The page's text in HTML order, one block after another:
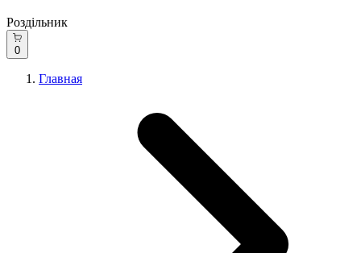
Роздільник
0
Главная